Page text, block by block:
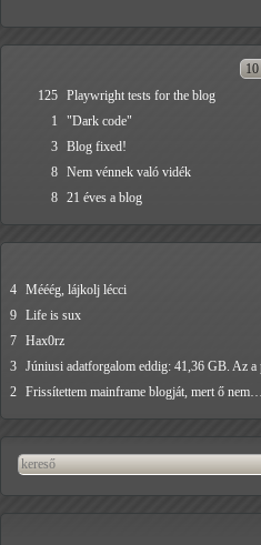
125 Playwright tests for the blog
1
"Dark code"
3 Blog fixed!
8 Nem vénnek való vidék
8 21 éves a blog
4 Mééég, lájkolj lécci
9 Life is sux
7 Hax0rz
3 Júniusi adatforgalom eddig: 41,36 GB. Az
2 Frissítettem mainframe blogját, mert ő nem…